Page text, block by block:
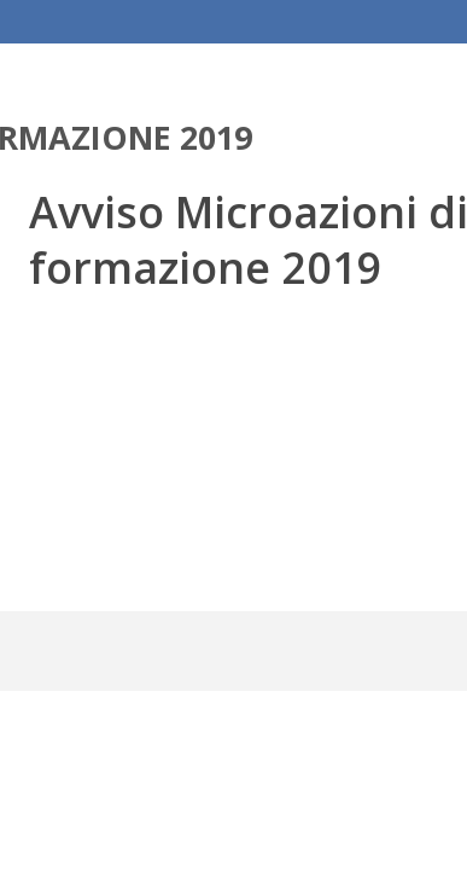
2019
Avviso Microazioni di
formazione 2019